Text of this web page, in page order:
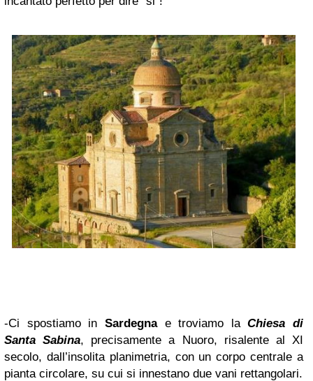
-Ci spostiamo in Sardegnae troviamo laChiesa di
Santa Sabina, precisamente a Nuoro, risalente al XI
secolo, dall’insolita planimetria, con un corpo centrale a
pianta circolare, su cui si innestano due vani rettangolari.